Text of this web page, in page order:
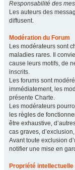
Responsabilité des
Les auteurs des
diffusent.
Modération du Forum
Les modérateurs sont
maladies rares. Il
cause leurs motifs, de
inscrits.
Les forums sont
immédiatement, les
présente Charte.
Les modérateurs
les règles de
être exhaustive,
cas graves,
Avant toute exclusion
notifier une mise en
Propriété intellectuelle